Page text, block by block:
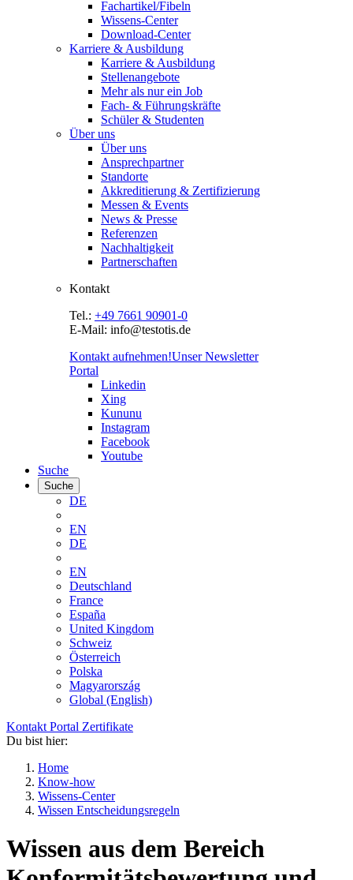
Fachartikel/Fibeln
Wissens-Center
Download-Center
Karriere & Ausbildung
Karriere & Ausbildung
Stellenangebote
Mehr als nur ein Job
Fach- & Führungskräfte
Schüler & Studenten
Über uns
Über uns
Ansprechpartner
Standorte
Akkreditierung & Zertifizierung
Messen & Events
News & Presse
Referenzen
Nachhaltigkeit
Partnerschaften
Kontakt
Tel.: +49 7661 90901-0
E-Mail: info@testotis.de
Kontakt aufnehmen!Unser Newsletter
Portal
Linkedin
Xing
Kununu
Instagram
Facebook
Youtube
Suche
Suche
DE
EN
DE
EN
Deutschland
France
España
United Kingdom
Schweiz
Österreich
Polska
Magyarország
Global (English)
Kontakt Portal Zertifikate
Du bist hier:
Home
Know-how
Wissens-Center
Wissen Entscheidungsregeln
Wissen aus dem Bereich